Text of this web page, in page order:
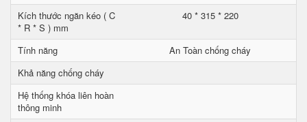
Kích thước ngăn kéo ( C
* R * S ) mm
40 * 315 * 220
Tính năng
An Toàn chống cháy
Khả năng chống cháy
Hệ thống khóa liên hoàn
thông minh